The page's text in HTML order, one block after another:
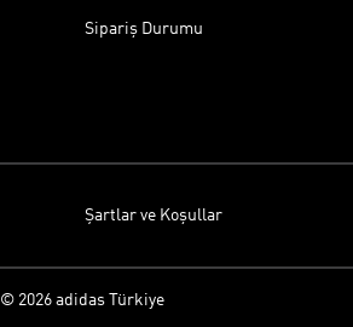
Sipariş Durumu
Şartlar ve Koşullar
© 2026 adidas Türkiye